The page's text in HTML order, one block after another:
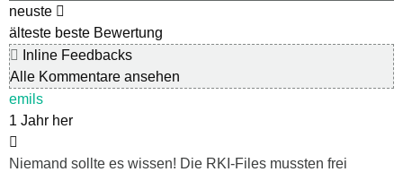
neuste
älteste beste Bewertung
Inline Feedbacks
Alle Kommentare ansehen
emils
1 Jahr her
Niemand sollte es wissen! Die RKI-Files mussten frei